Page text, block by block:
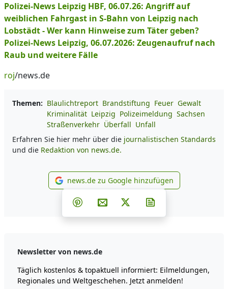
Polizei-News Leipzig HBF, 06.07.26: Angriff auf
weiblichen Fahrgast in S-Bahn von Leipzig nach
Lobstädt - Wer kann Hinweise zum Täter geben?
Polizei-News Leipzig, 06.07.2026: Zeugenaufruf nach
Raub und weitere Fälle
roj/news.de
Themen: Blaulichtreport Brandstiftung Feuer Gewalt
Kriminalität Leipzig Polizeimeldung Sachsen
Straßenverkehr Überfall Unfall
Erfahren Sie hier mehr über die journalistischen Standards
und die Redaktion von news.de.
news.de zu Google
news.de zu Google hinzufügen
Teilen auf Facebook
Teilen auf Whatsapp
Teilen auf Telegram
Teilen auf Pinterest
Per E-Mail teilen
Post auf X
Newsletter von news.de
Täglich kostenlos & topaktuell informiert: Eilmeldungen,
Regionales und Weltgeschehen. Jetzt anmelden!